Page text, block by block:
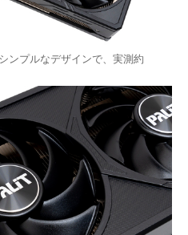
ンプルなデザインで、実測約